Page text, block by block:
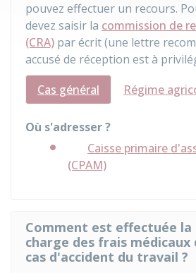
pouvez effectuer un recours.
devez saisir la commission de
(CRA) par écrit (une lettre
accusé de réception est à
Cas général
Régime
Où s'adresser ?
Caisse primaire
(CPAM)
Comment est effectuée la
charge des frais médicaux
cas d'accident du travail ?